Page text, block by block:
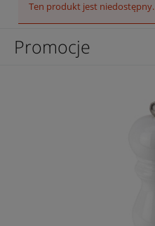
Ten produkt jest niedostępny.
Promocje